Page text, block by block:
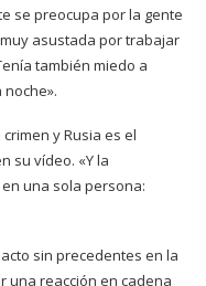
se preocupa por la gente
asustada por trabajar
también miedo a
y Rusia es el
su vídeo. «Y la
una sola persona:
sin precedentes en la
una reacción en cadena